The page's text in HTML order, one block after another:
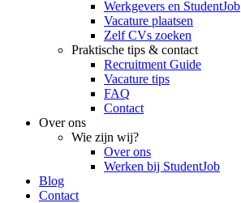
Werkgevers en StudentJob
Vacature plaatsen
Zelf CVs zoeken
Praktische tips & contact
Recruitment Guide
Vacature tips
FAQ
Contact
Over ons
Wie zijn wij?
Over ons
Werken bij StudentJob
Blog
Contact